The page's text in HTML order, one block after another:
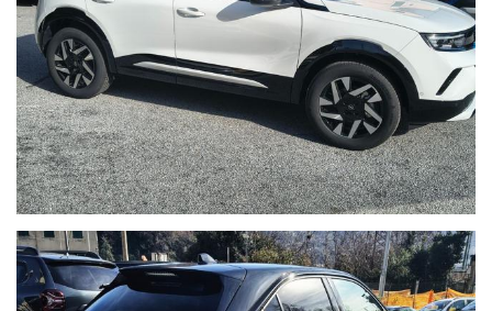
esserci involontarie imprecisioni tecniche; vi invitiamo
pertanto a verificare le caratteristiche dello specifico veicolo
presso la nostra sede.